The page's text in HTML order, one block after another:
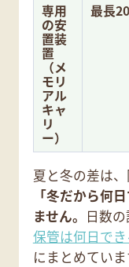
専用
の安
置装
置
（メ
モリ
アル
キャ
リ
ー）
最長
夏と冬の差は
「冬だから何
ません。 日数
保管は何日で
にまとめていま